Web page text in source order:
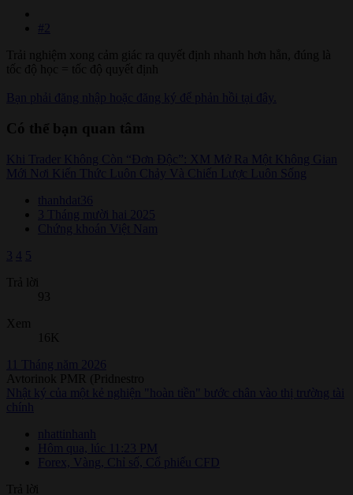
#2
Trải nghiệm xong cảm giác ra quyết định nhanh hơn hẳn, đúng là
tốc độ học = tốc độ quyết định
Bạn phải đăng nhập hoặc đăng ký để phản hồi tại đây.
Có thể bạn quan tâm
Khi Trader Không Còn “Đơn Độc”: XM Mở Ra Một Không Gian
Mới Nơi Kiến Thức Luôn Chảy Và Chiến Lược Luôn Sống
thanhdat36
3 Tháng mười hai 2025
Chứng khoán Việt Nam
3 4 5
Trả lời
93
Xem
16K
11 Tháng năm 2026
Avtorinok PMR (Pridnestro
Nhật ký của một kẻ nghiện "hoàn tiền" bước chân vào thị trường tài
chính
nhattinhanh
Hôm qua, lúc 11:23 PM
Forex, Vàng, Chỉ số, Cổ phiếu CFD
Trả lời